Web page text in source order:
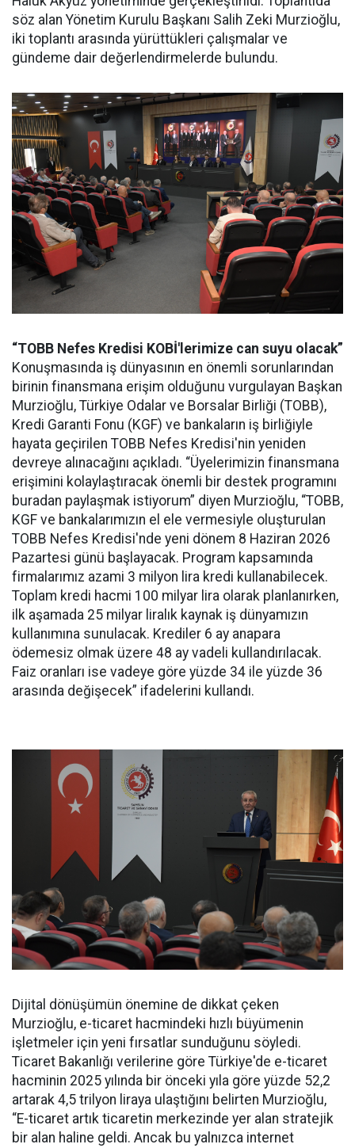
söz alan Yönetim Kurulu Başkanı Salih Zeki Murzioğlu,
iki toplantı arasında yürüttükleri çalışmalar ve
gündeme dair değerlendirmelerde bulundu.
“TOBB Nefes Kredisi KOBİ'lerimize can suyu olacak”
Konuşmasında iş dünyasının en önemli sorunlarından
birinin finansmana erişim olduğunu vurgulayan Başkan
Murzioğlu, Türkiye Odalar ve Borsalar Birliği (TOBB),
Kredi Garanti Fonu (KGF) ve bankaların iş birliğiyle
hayata geçirilen TOBB Nefes Kredisi'nin yeniden
devreye alınacağını açıkladı. “Üyelerimizin finansmana
erişimini kolaylaştıracak önemli bir destek programını
buradan paylaşmak istiyorum” diyen Murzioğlu, “TOBB,
KGF ve bankalarımızın el ele vermesiyle oluşturulan
TOBB Nefes Kredisi'nde yeni dönem 8 Haziran 2026
Pazartesi günü başlayacak. Program kapsamında
firmalarımız azami 3 milyon lira kredi kullanabilecek.
Toplam kredi hacmi 100 milyar lira olarak planlanırken,
ilk aşamada 25 milyar liralık kaynak iş dünyamızın
kullanımına sunulacak. Krediler 6 ay anapara
ödemesiz olmak üzere 48 ay vadeli kullandırılacak.
Faiz oranları ise vadeye göre yüzde 34 ile yüzde 36
arasında değişecek” ifadelerini kullandı.
Dijital dönüşümün önemine de dikkat çeken
Murzioğlu, e-ticaret hacmindeki hızlı büyümenin
işletmeler için yeni fırsatlar sunduğunu söyledi.
Ticaret Bakanlığı verilerine göre Türkiye'de e-ticaret
hacminin 2025 yılında bir önceki yıla göre yüzde 52,2
artarak 4,5 trilyon liraya ulaştığını belirten Murzioğlu,
“E-ticaret artık ticaretin merkezinde yer alan stratejik
bir alan haline geldi. Ancak bu yalnızca internet